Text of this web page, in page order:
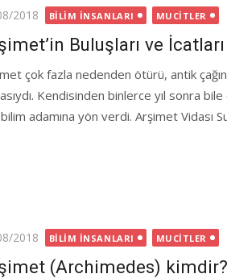
2018 BILIM İNSANLARI MUCITLER
Buluşları ve İcatları
çok fazla nedenden ötürü, antik
Kendisinden binlerce yıl sonra bile
adamına yön verdi. Arşimet Vidası
2018 BILIM İNSANLARI MUCITLER
(Archimedes) kimdir?